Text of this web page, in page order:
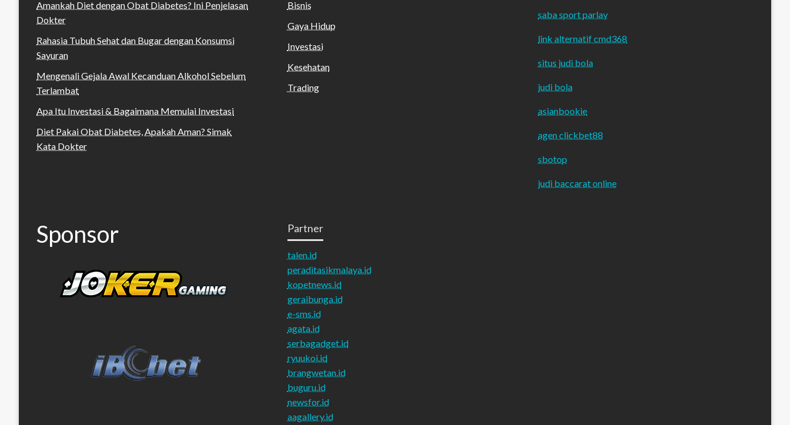
Amankah Diet dengan Obat Diabetes? Ini Penjelasan
Dokter
Rahasia Tubuh Sehat dan Bugar dengan Konsumsi
Sayuran
Mengenali Gejala Awal Kecanduan Alkohol Sebelum
Terlambat
Apa Itu Investasi & Bagaimana Memulai Investasi
Diet Pakai Obat Diabetes, Apakah Aman? Simak
Kata Dokter
Bisnis
Gaya Hidup
Investasi
Kesehatan
Trading
saba sport parlay
link alternatif cmd368
situs judi bola
judi bola
asianbookie
agen clickbet88
sbotop
judi baccarat online
Sponsor Partner
talen.id
peraditasikmalaya.id
kopetnews.id
geraibunga.id
e-sms.id
agata.id
serbagadget.id
ryuukoi.id
brangwetan.id
buguru.id
newsfor.id
aagallery.id